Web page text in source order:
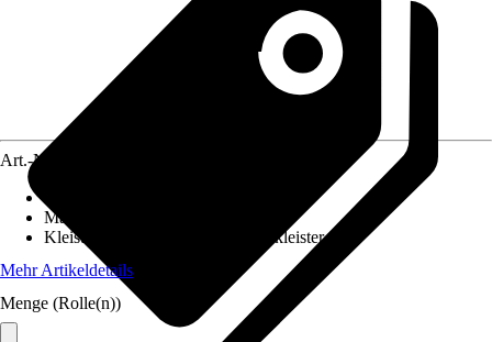
Art.-Nr.
Maße (BxH)
Kleisterempfehlung
Vliestapetenkleister
Mehr Artikeldetails
Menge (Rolle(n))